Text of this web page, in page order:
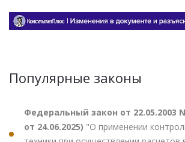
Популярные законы
Федеральный закон от 22.05.2003
от 24.06.2025) "О применении